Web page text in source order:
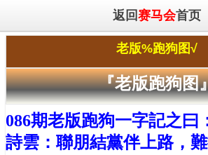
返回赛马会首页
老版%跑狗图√
『老版跑狗图
086期老版跑狗一字記之曰
詩雲：聯朋結黨伴上路，